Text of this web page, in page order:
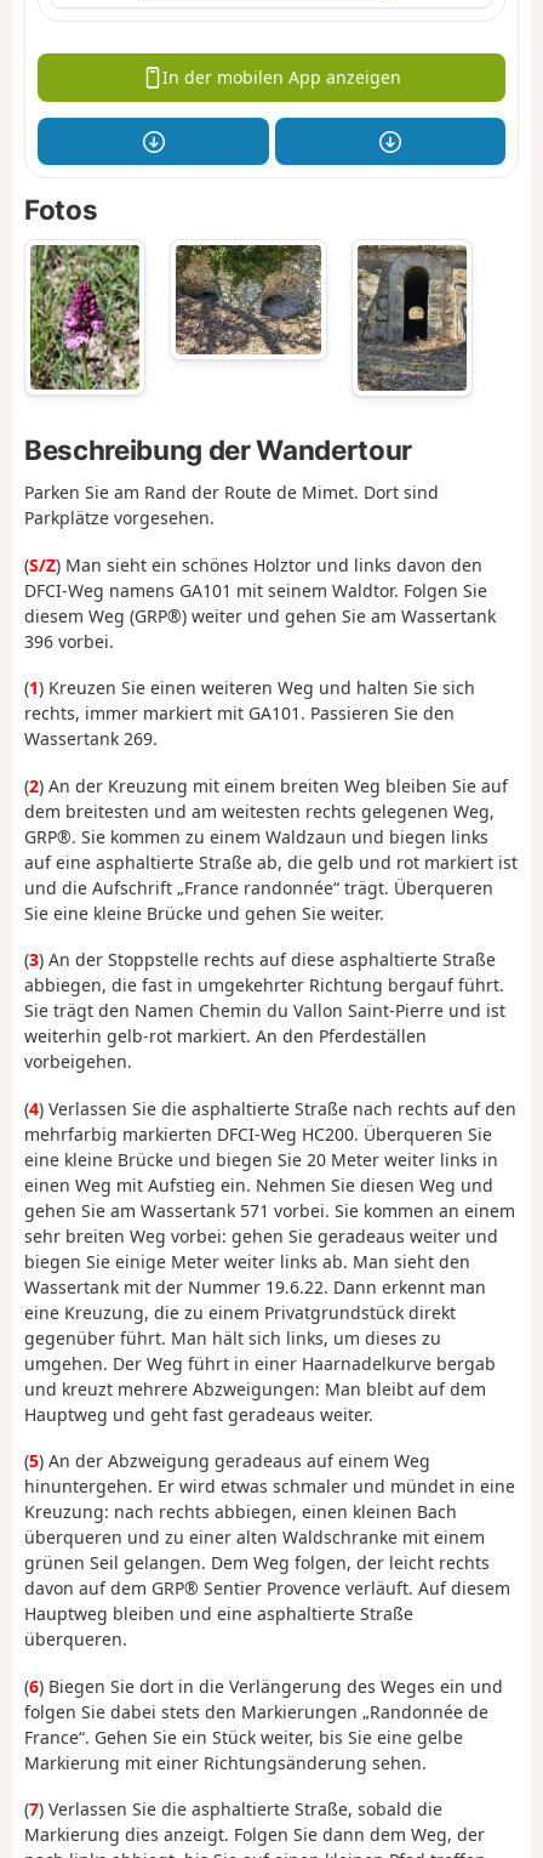
In der mobilen App anzeigen
Fotos
Beschreibung der Wandertour
Parken Sie am Rand der Route de Mimet. Dort sind
Parkplätze vorgesehen.
(S/Z) Man sieht ein schönes Holztor und links davon den
DFCI-Weg namens GA101 mit seinem Waldtor. Folgen Sie
diesem Weg (GRP®) weiter und gehen Sie am Wassertank
396 vorbei.
(1) Kreuzen Sie einen weiteren Weg und halten Sie sich
rechts, immer markiert mit GA101. Passieren Sie den
Wassertank 269.
(2) An der Kreuzung mit einem breiten Weg bleiben Sie auf
dem breitesten und am weitesten rechts gelegenen Weg,
GRP®. Sie kommen zu einem Waldzaun und biegen links
auf eine asphaltierte Straße ab, die gelb und rot markiert ist
und die Aufschrift „France randonnée“ trägt. Überqueren
Sie eine kleine Brücke und gehen Sie weiter.
(3) An der Stoppstelle rechts auf diese asphaltierte Straße
abbiegen, die fast in umgekehrter Richtung bergauf führt.
Sie trägt den Namen Chemin du Vallon Saint-Pierre und ist
weiterhin gelb-rot markiert. An den Pferdeställen
vorbeigehen.
(4) Verlassen Sie die asphaltierte Straße nach rechts auf den
mehrfarbig markierten DFCI-Weg HC200. Überqueren Sie
eine kleine Brücke und biegen Sie 20 Meter weiter links in
einen Weg mit Aufstieg ein. Nehmen Sie diesen Weg und
gehen Sie am Wassertank 571 vorbei. Sie kommen an einem
sehr breiten Weg vorbei: gehen Sie geradeaus weiter und
biegen Sie einige Meter weiter links ab. Man sieht den
Wassertank mit der Nummer 19.6.22. Dann erkennt man
eine Kreuzung, die zu einem Privatgrundstück direkt
gegenüber führt. Man hält sich links, um dieses zu
umgehen. Der Weg führt in einer Haarnadelkurve bergab
und kreuzt mehrere Abzweigungen: Man bleibt auf dem
Hauptweg und geht fast geradeaus weiter.
(5) An der Abzweigung geradeaus auf einem Weg
hinuntergehen. Er wird etwas schmaler und mündet in eine
Kreuzung: nach rechts abbiegen, einen kleinen Bach
überqueren und zu einer alten Waldschranke mit einem
grünen Seil gelangen. Dem Weg folgen, der leicht rechts
davon auf dem GRP® Sentier Provence verläuft. Auf diesem
Hauptweg bleiben und eine asphaltierte Straße
überqueren.
(6) Biegen Sie dort in die Verlängerung des Weges ein und
folgen Sie dabei stets den Markierungen „Randonnée de
France“. Gehen Sie ein Stück weiter, bis Sie eine gelbe
Markierung mit einer Richtungsänderung sehen.
(7) Verlassen Sie die asphaltierte Straße, sobald die
Markierung dies anzeigt. Folgen Sie dann dem Weg, der